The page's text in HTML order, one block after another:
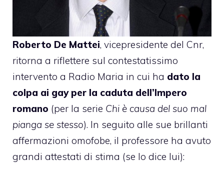
Roberto De Mattei, vicepresidente del Cnr,
ritorna a riflettere sul contestatissimo
intervento a Radio Maria in cui ha dato la
colpa ai gay per la caduta dell’Impero
romano (per la serie Chi è causa del suo mal
pianga se stesso). In seguito alle sue brillanti
affermazioni omofobe, il professore ha avuto
grandi attestati di stima (se lo dice lui):